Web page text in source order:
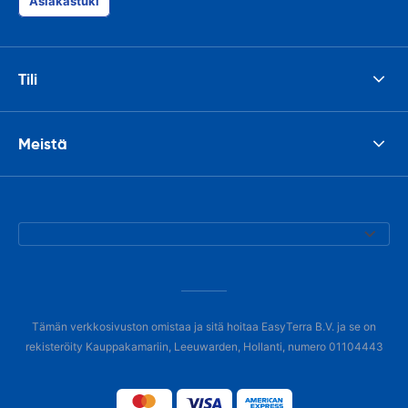
Tili
Meistä
Tämän verkkosivuston omistaa ja sitä hoitaa EasyTerra B.V. ja se on
rekisteröity Kauppakamariin, Leeuwarden, Hollanti, numero 01104443